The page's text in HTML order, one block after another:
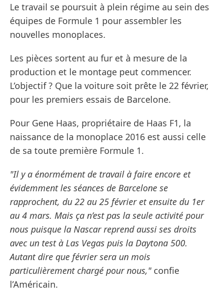
Le travail se poursuit à plein régime au sein des
équipes de Formule 1 pour assembler les
nouvelles monoplaces.
Les pièces sortent au fur et à mesure de la
production et le montage peut commencer.
L’objectif ? Que la voiture soit prête le 22 février,
pour les premiers essais de Barcelone.
Pour Gene Haas, propriétaire de Haas F1, la
naissance de la monoplace 2016 est aussi celle
de sa toute première Formule 1.
"Il y a énormément de travail à faire encore et
évidemment les séances de Barcelone se
rapprochent, du 22 au 25 février et ensuite du 1er
au 4 mars. Mais ça n’est pas la seule activité pour
nous puisque la Nascar reprend aussi ses droits
avec un test à Las Vegas puis la Daytona 500.
Autant dire que février sera un mois
particulièrement chargé pour nous,"confie
l’Américain.